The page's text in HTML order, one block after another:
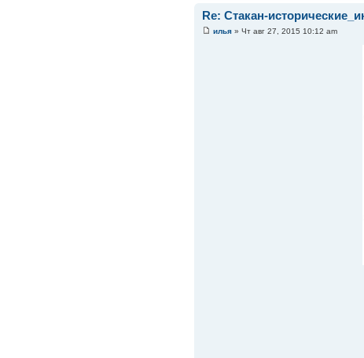
Re: Стакан-
илья » Чт авг 27, 2015 10:12 am